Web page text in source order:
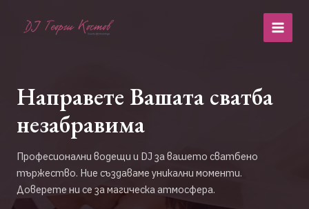
Направете Вашата сватба
незабравима
Професионални водещи и DJ за вашето сватбено
тържество. Ние създаваме уникални моменти.
Доверете ни се за магическа атмосфера.